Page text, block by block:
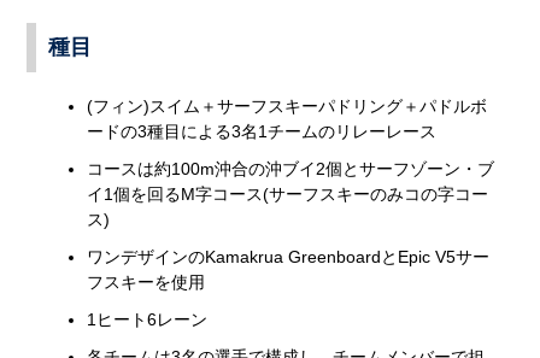
種目
(フィン)スイム＋サーフスキーパドリング＋パドルボ
ードの3種目による3名1チームのリレーレース
コースは約100m沖合の沖ブイ2個とサーフゾーン・ブ
イ1個を回るM字コース(サーフスキーのみコの字コー
ス)
ワンデザインのKamakrua GreenboardとEpic V5サー
フスキーを使用
1ヒート6レーン